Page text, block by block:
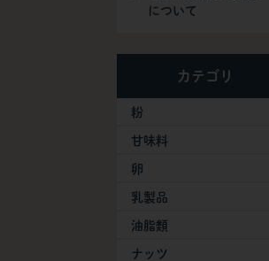
について
カテゴリ
粉
甘味料
卵
乳製品
油脂類
ナッツ